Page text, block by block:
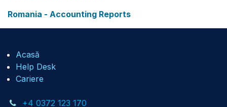
Romania - Accounting Reports
Acasă
Help Desk
Cariere
+4 0372 123 170